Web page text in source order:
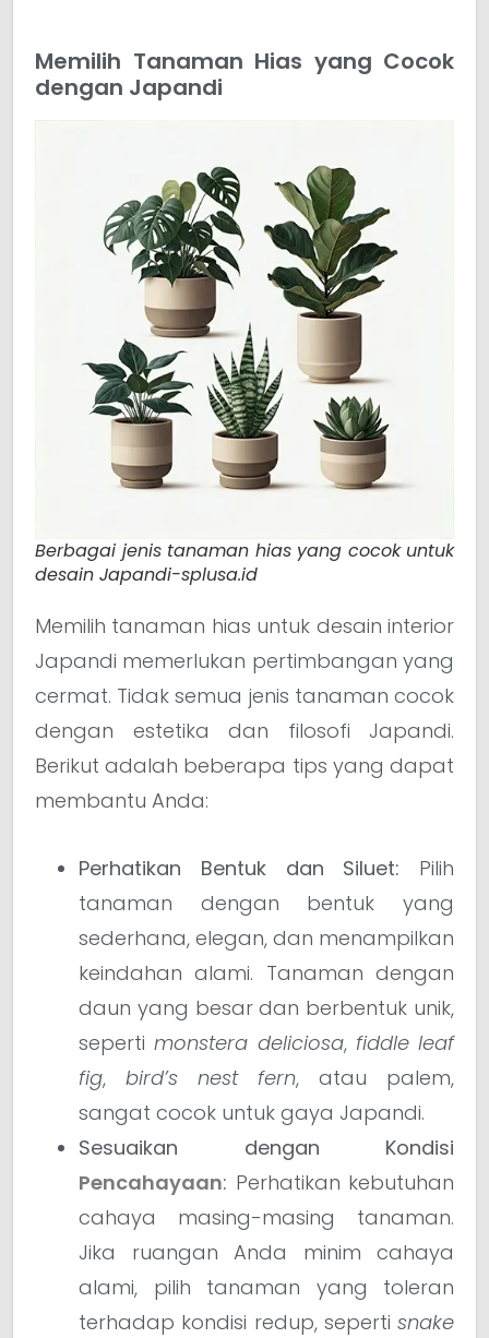
Memilih Tanaman Hias yang Cocok
dengan Japandi
Berbagai jenis tanaman hias yang cocok untuk
desain Japandi-splusa.id
Memilih tanaman hias untuk desain interior
Japandi memerlukan pertimbangan yang
cermat. Tidak semua jenis tanaman cocok
dengan estetika dan filosofi Japandi.
Berikut adalah beberapa tips yang dapat
membantu Anda:
Perhatikan Bentuk dan Siluet: Pilih
tanaman dengan bentuk yang
sederhana, elegan, dan menampilkan
keindahan alami. Tanaman dengan
daun yang besar dan berbentuk unik,
sepertimonstera deliciosa, fiddle leaf
fig, bird’s nest fern, atau palem,
sangat cocok untuk gaya Japandi.
Sesuaikan dengan Kondisi
Pencahayaan: Perhatikan kebutuhan
cahaya masing-masing tanaman.
Jika ruangan Anda minim cahaya
alami, pilih tanaman yang toleran
terhadap kondisi redup, seperti snake